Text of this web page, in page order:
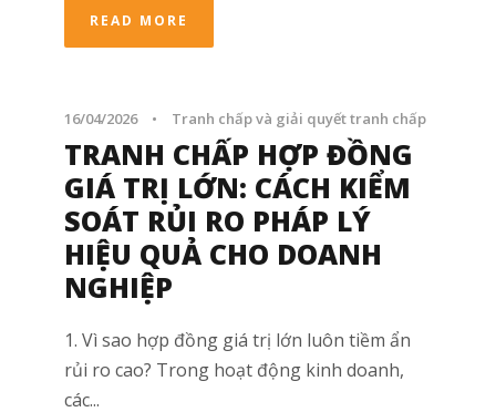
READ MORE
16/04/2026 • Tranh chấp và giải quyết tranh chấp
TRANH CHẤP HỢP ĐỒNG
GIÁ TRỊ LỚN: CÁCH KIỂM
SOÁT RỦI RO PHÁP LÝ
HIỆU QUẢ CHO DOANH
NGHIỆP
1. Vì sao hợp đồng giá trị lớn luôn tiềm ẩn
rủi ro cao? Trong hoạt động kinh doanh,
các...